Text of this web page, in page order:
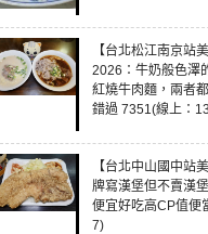
【台北松江南京站
2026：牛奶般色澤
紅燒牛肉麵，兩者
錯過 7351(線上：
【台北中山國中站
牌寫漢堡但不賣漢
便宜好吃高CP值便
7)